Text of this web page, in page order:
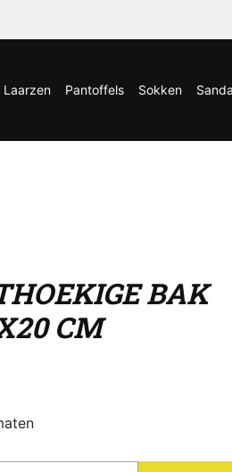
Laarzen Pantoffels Sokken
BAK
CM